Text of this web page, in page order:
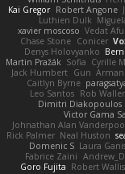
Kai Gregor Robert Angone
Luthien Dulk
xavier moscoso Vedat
Chase Stone Conicer
Denys Holovyanko
Martin Pražák Sofia Cyrille
Jack Humbert Gun Arman
Caitlyn Byrne
Leo Santos Rob Waller
Dimitri Diakopoulos
Victor Gama
Johnathan Alan
Rick Palmer Neal Huston
Domenic S Laura
Fabrice Zaini Andrew_D
Goro Fujita Robert Wallis